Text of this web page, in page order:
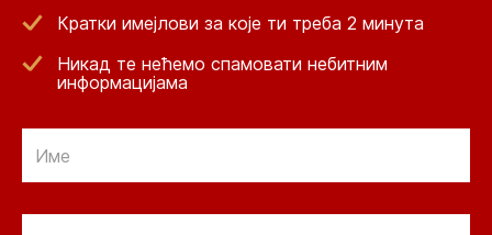
Кратки имејлови за које ти треба 2 минута
Никад те нећемо спамовати небитним
информацијама